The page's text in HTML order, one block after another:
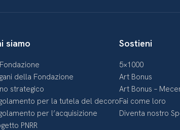
siamo
della Fondazione
strategico
per la tutela del decoro
per l’acquisizione
PNRR
Sostieni
5×1000
Art Bonus
Art Bonus –
Fai come loro
Diventa nostro